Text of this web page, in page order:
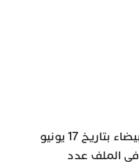
أصدرت المحكمة الإدارية بالدار البيضاء بتاريخ 17 يونيو
2025 حكماً مثيرا تحت عدد 2547 في الملف عدد